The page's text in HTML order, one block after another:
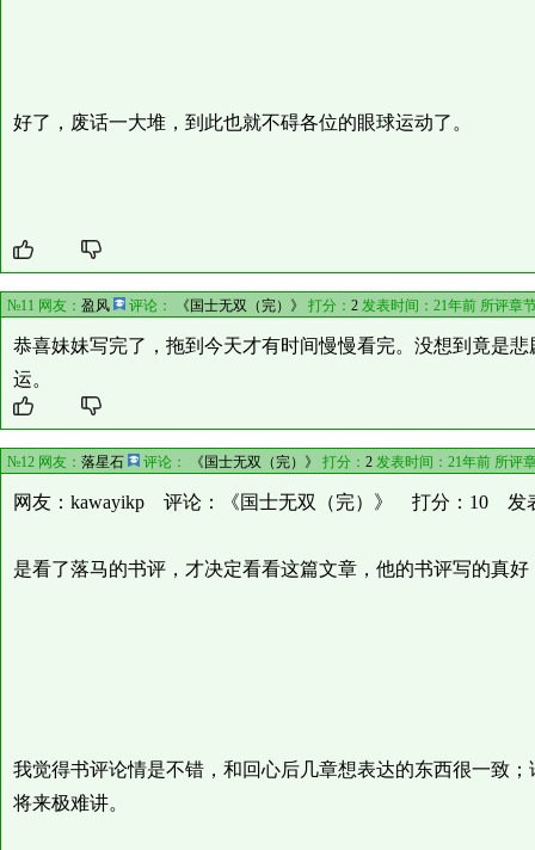
好了，废话一大堆，到此也就不碍各位的眼球运动了。
№11 网友： 盈风 评论： 《国士无双（完）》 打分： 2发表时间：21年前 所评章
恭喜妹妹写完了，拖到今天才有时间慢慢看完。没想到竟是
运。
№12 网友： 落星石 评论： 《国士无双（完）》 打分： 2发表时间：21年前 所评
网友：kawayikp 评论：《国士无双（完）》 打分：10 发表
是看了落马的书评，才决定看看这篇文章，他的书评写的真
我觉得书评论情是不错，和回心后几章想表达的东西很一致
将来极难讲。